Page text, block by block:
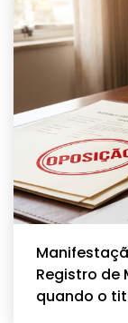
Registro de
quando o